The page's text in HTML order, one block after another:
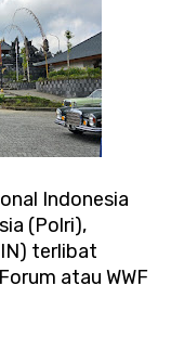
Indonesia
(Polri),
terlibat
atau WWF